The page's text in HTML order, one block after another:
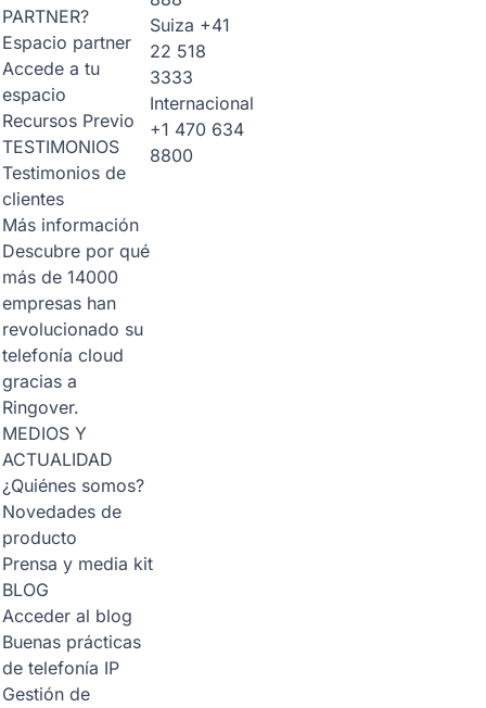
PARTNER?
Espacio partner
Accede a tu
espacio
Recursos Previo
TESTIMONIOS
Testimonios de
clientes
Más información
Descubre por qué
más de 14000
empresas han
revolucionado su
telefonía cloud
gracias a
Ringover.
MEDIOS Y
ACTUALIDAD
¿Quiénes somos?
Novedades de
producto
Prensa y media kit
BLOG
Acceder al blog
Buenas prácticas
de telefonía IP
Gestión de
Suiza +41
22 518
3333
Internacional
+1 470 634
8800